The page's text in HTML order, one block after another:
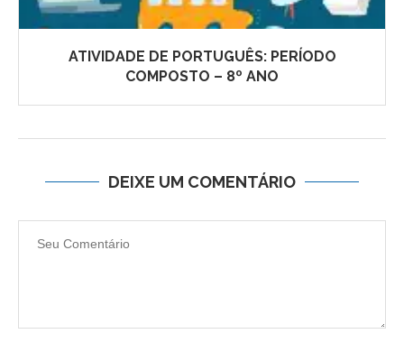
ATIVIDADE DE PORTUGUÊS: PERÍODO
COMPOSTO – 8º ANO
DEIXE UM COMENTÁRIO